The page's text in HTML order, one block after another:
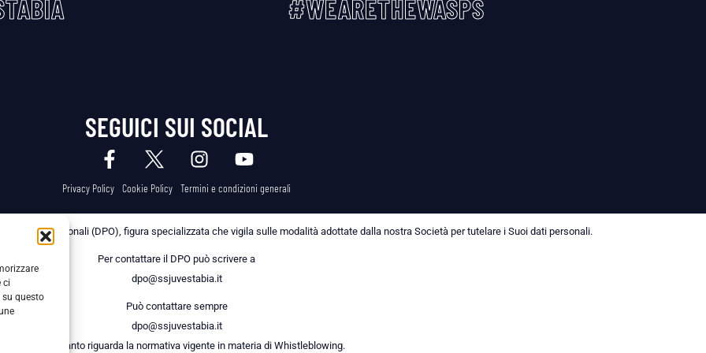
ci
questo
#WEARETHEWASPS
SEGUICI SUI SOCIAL
Privacy Policy Cookie Policy Termini e condizioni generali
dei Dati Personali (DPO), figura specializzata che vigila sulle modalità adottate dalla nostra Società per tutelare i Suoi dati personali.
Per contattare il DPO può scrivere a
dpo@ssjuvestabia.it
Può contattare sempre
dpo@ssjuvestabia.it
anche per quanto riguarda la normativa vigente in materia di Whistleblowing.